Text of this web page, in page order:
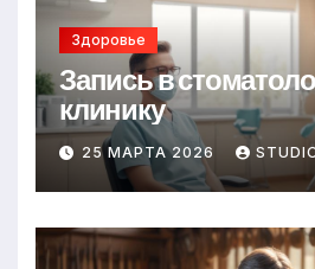
Здоровье
Запись в
клинику
25 МАРТА 2026